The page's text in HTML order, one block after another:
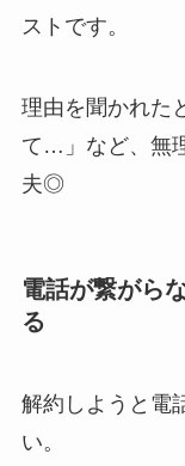
ストです。
理由を聞かれた
て…」など、無
夫◎
電話が繋がら
る
解約しようと電
い。